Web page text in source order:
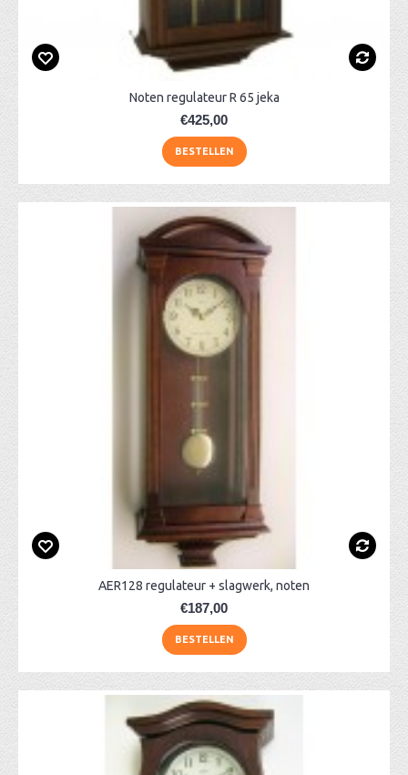
Noten regulateur R 65 jeka
€425,00
BESTELLEN
AER128 regulateur + slagwerk, noten
€187,00
BESTELLEN